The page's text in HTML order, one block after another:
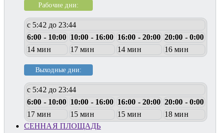
Рабочие дни:
с 5:42 до 23:44
6:00 - 10:00 10:00 - 16:00 16:00 - 20:00 20:00 - 0:00
14 мин
17 мин 14 мин 16 мин
Выходные дни:
с 5:42 до 23:44
6:00 - 10:00 10:00 - 16:00 16:00 - 20:00 20:00 - 0:00
17 мин
15 мин 15 мин
18 мин
СЕННАЯ ПЛОЩАДЬ